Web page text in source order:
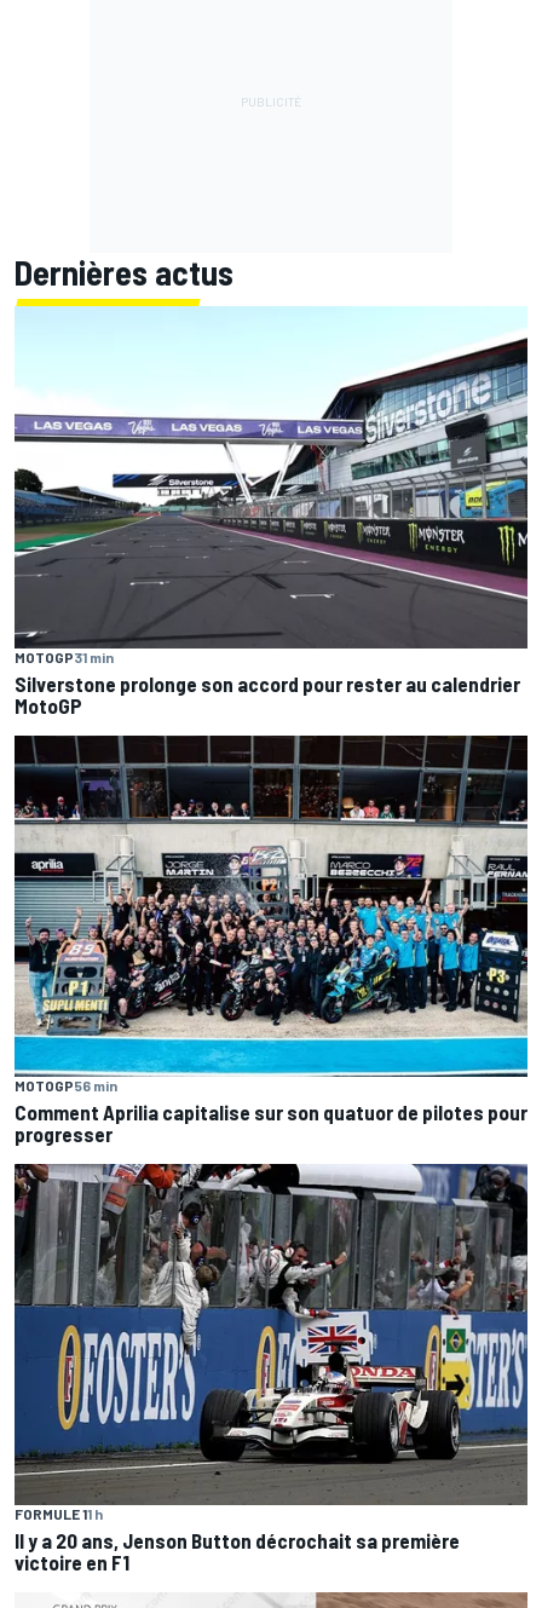
Dernières actus
MOTOGP31 min
Silverstone prolonge son accord pour rester au calendrier
MotoGP
MOTOGP56 min
Comment Aprilia capitalise sur son quatuor de pilotes pour
progresser
FORMULE 11 h
Il y a 20 ans, Jenson Button décrochait sa première
victoire en F1